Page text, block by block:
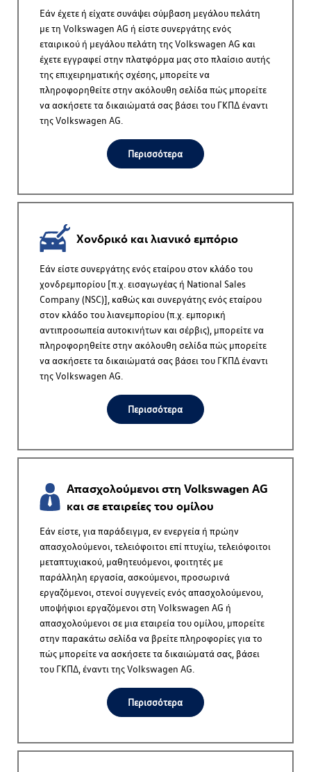
Εάν έχετε ή είχατε συνάψει σύμβαση μεγάλου πελάτη
με τηVolkswagen AG ή είστε συνεργάτης ενός
εταιρικού ή μεγάλου πελάτη τηςVolkswagen AG και
έχετε εγγραφεί στην πλατφόρμα μας στο πλαίσιο αυτής
της επιχειρηματικής σχέσης, μπορείτε να
πληροφορηθείτε στην ακόλουθη σελίδα πώς μπορείτε
να ασκήσετε τα δικαιώματά σας βάσει του ΓΚΠΔ έναντι
τηςVolkswagen AG.
Περισσότερα
Χονδρικό και λιανικό εμπόριο
Εάν είστε συνεργάτης ενός εταίρου στον κλάδο του
χονδρεμπορίου [π.χ. εισαγωγέας ή National Sales
Company (NSC)], καθώς και συνεργάτης ενός εταίρου
στον κλάδο του λιανεμπορίου (π.χ. εμπορική
αντιπροσωπεία αυτοκινήτων και σέρβις), μπορείτε να
πληροφορηθείτε στην ακόλουθη σελίδα πώς μπορείτε
να ασκήσετε τα δικαιώματά σας βάσει του ΓΚΠΔ έναντι
της Volkswagen AG.
Περισσότερα
Απασχολούμενοι στη Volkswagen AG
και σε εταιρείες του ομίλου
Εάν είστε, για παράδειγμα, εν ενεργεία ή πρώην
απασχολούμενοι, τελειόφοιτοι επί πτυχίω, τελειόφοιτοι
μεταπτυχιακού, μαθητευόμενοι, φοιτητές με
παράλληλη εργασία, ασκούμενοι, προσωρινά
εργαζόμενοι, στενοί συγγενείς ενός απασχολούμενου,
υποψήφιοι εργαζόμενοι στηVolkswagen AG ή
απασχολούμενοι σε μια εταιρεία του ομίλου, μπορείτε
στην παρακάτω σελίδα να βρείτε πληροφορίες για το
πώς μπορείτε να ασκήσετε τα δικαιώματά σας, βάσει
του ΓΚΠΔ, έναντι τηςVolkswagen AG.
Περισσότερα